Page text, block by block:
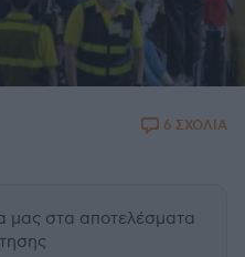
6 ΣΧΟΛΙΑ
μας στα αποτελέσματα